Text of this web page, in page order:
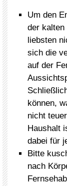
Um den
der kalten
liebsten
sich die
auf der
können,
nicht
Haushalt
dabei für
Bitte
nach